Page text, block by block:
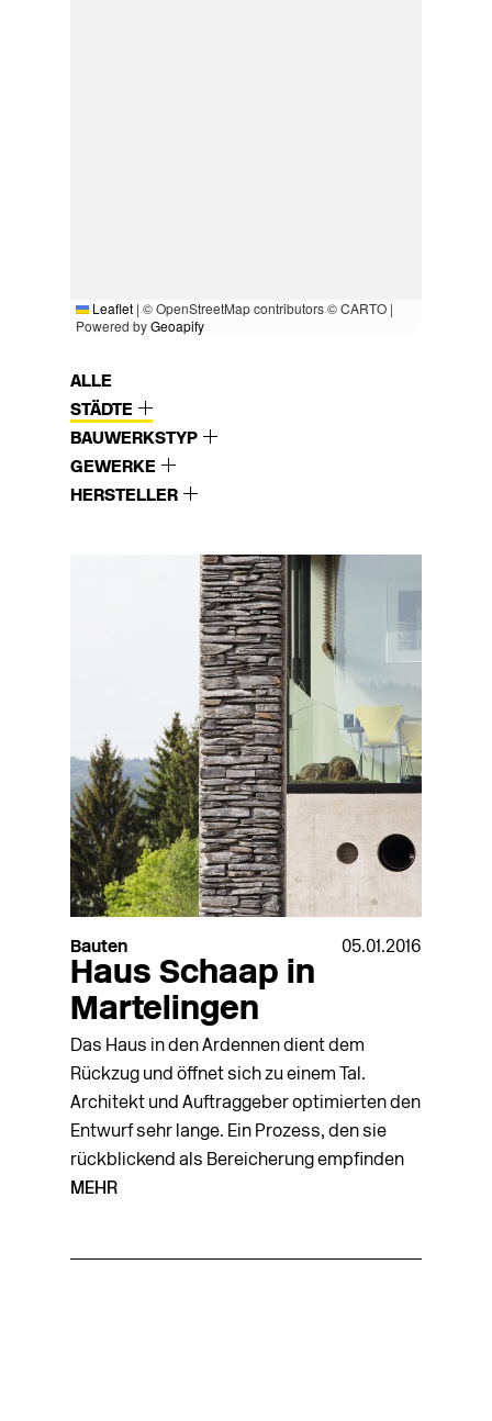
Leaflet | © OpenStreetMap contributors © CARTO |
Powered byGeoapify
ALLE
STÄDTE
BAUWERKSTYP
GEWERKE
HERSTELLER
Bauten 05.01.2016
Haus Schaap in
Martelingen
Das Haus in den Ardennen dient dem
Rückzug und öffnet sich zu einem Tal.
Architekt und Auftraggeber optimierten den
Entwurf sehr lange. Ein Prozess, den sie
rückblickend als Bereicherung empfinden
MEHR